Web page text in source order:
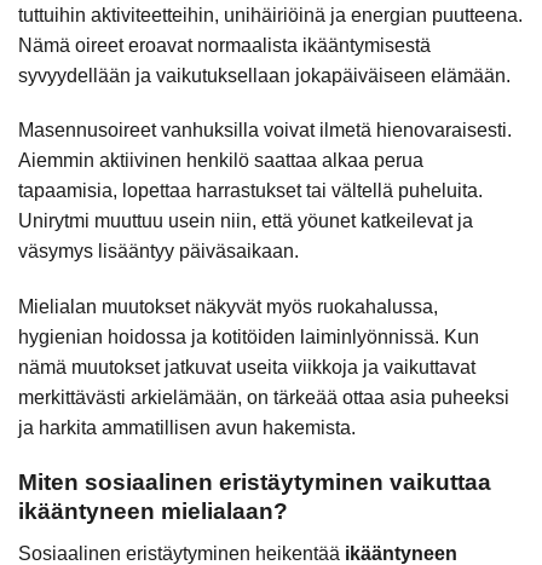
tuttuihin aktiviteetteihin, unihäiriöinä ja energian puutteena.
Nämä oireet eroavat normaalista ikääntymisestä
syvyydellään ja vaikutuksellaan jokapäiväiseen elämään.
Masennusoireet vanhuksilla voivat ilmetä hienovaraisesti.
Aiemmin aktiivinen henkilö saattaa alkaa perua
tapaamisia, lopettaa harrastukset tai vältellä puheluita.
Unirytmi muuttuu usein niin, että yöunet katkeilevat ja
väsymys lisääntyy päiväsaikaan.
Mielialan muutokset näkyvät myös ruokahalussa,
hygienian hoidossa ja kotitöiden laiminlyönnissä. Kun
nämä muutokset jatkuvat useita viikkoja ja vaikuttavat
merkittävästi arkielämään, on tärkeää ottaa asia puheeksi
ja harkita ammatillisen avun hakemista.
Miten sosiaalinen eristäytyminen vaikuttaa
ikääntyneen mielialaan?
Sosiaalinen eristäytyminen heikentää ikääntyneen